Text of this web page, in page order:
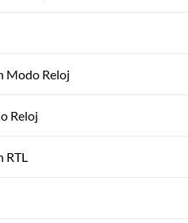
Modo Reloj
Reloj
RTL